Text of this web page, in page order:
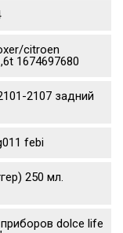
citroen
1674697680
2107 задний
febi
250 мл.
dolce life